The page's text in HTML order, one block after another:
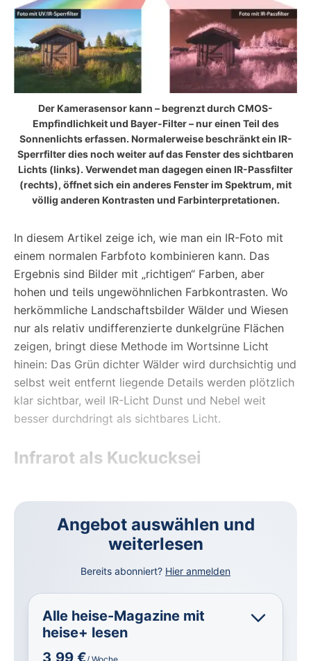
Der Kamerasensor kann – begrenzt durch CMOS-
Empfindlichkeit und Bayer-Filter – nur einen Teil des
Sonnenlichts erfassen. Normalerweise beschränkt ein IR-
Sperrfilter dies noch weiter auf das Fenster des sichtbaren
Lichts (links). Verwendet man dagegen einen IR-Passfilter
(rechts), öffnet sich ein anderes Fenster im Spektrum, mit
völlig anderen Kontrasten und Farbinterpretationen.
In diesem Artikel zeige ich, wie man ein IR-Foto mit
einem normalen Farbfoto kombinieren kann. Das
Ergebnis sind Bilder mit „richtigen“ Farben, aber
hohen und teils ungewöhnlichen Farbkontrasten. Wo
herkömmliche Landschaftsbilder Wälder und Wiesen
nur als relativ undifferenzierte dunkelgrüne Flächen
zeigen, bringt diese Methode im Wortsinne Licht
hinein: Das Grün dichter Wälder wird durchsichtig und
selbst weit entfernt liegende Details werden plötzlich
klar sichtbar, weil IR-Licht Dunst und Nebel weit
besser durchdringt als sichtbares Licht.
Infrarot als Kuckucksei
Angebot auswählen und
weiterlesen
Bereits abonniert? Hier anmelden
Alle heise-Magazine mit
heise+ lesen
3,99 €